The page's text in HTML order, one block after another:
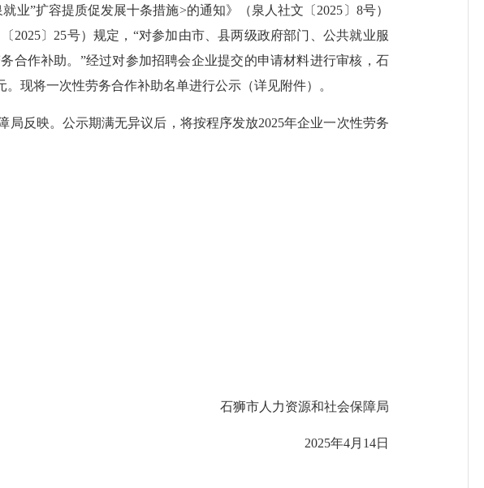
”扩容提质促发展十条措施>的通知》（泉人社文〔2025〕8号）
〕25号）规定，“对参加由市、县两级政府部门、公共就业服
合作补助。”经过对参加招聘会企业提交的申请材料进行审核，石
现将一次性劳务合作补助名单进行公示（详见附件）。
反映。公示期满无异议后，将按程序发放2025年企业一次性劳务
石狮市人力资源和社会保障局
2025年4月14日